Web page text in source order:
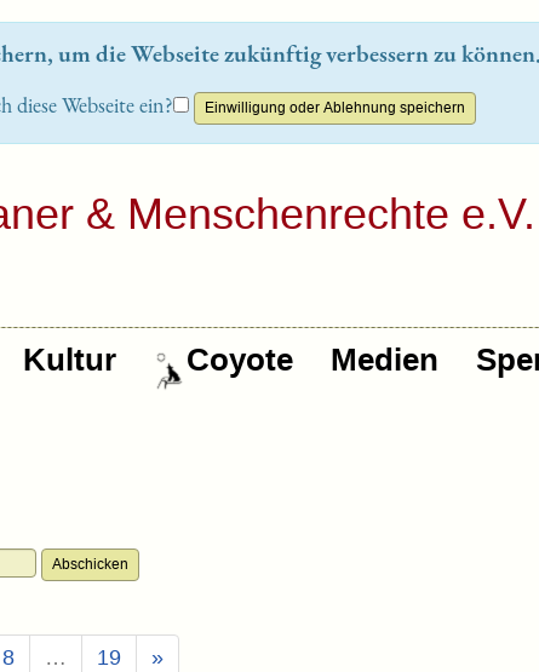
um die Webseite zukünftig verbessern zu
Webseite ein?
& Menschenrechte e.V.
Kultur Coyote Medien
8 … 19 »